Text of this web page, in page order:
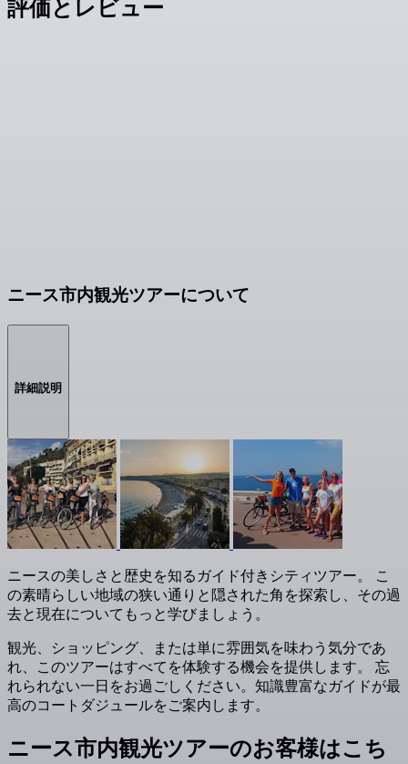
評価とレビュー
ニース市内観光ツアーについて
詳細説明
ニースの美しさと歴史を知るガイド付きシティツアー。 こ
の素晴らしい地域の狭い通りと隠された角を探索し、その過
去と現在についてもっと学びましょう。
観光、ショッピング、または単に雰囲気を味わう気分であ
れ、このツアーはすべてを体験する機会を提供します。 忘
れられない一日をお過ごしください。知識豊富なガイドが最
高のコートダジュールをご案内します。
ニース市内観光ツアーのお客様はこち